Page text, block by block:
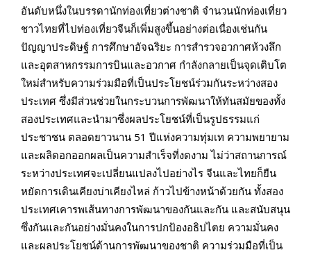
อันดับหนึ่งในบรรดานักท่องเที่ยวต่างชาติ จำนวนนักท่องเที่ยว
ชาวไทยที่ไปท่องเที่ยวจีนก็เพิ่มสูงขึ้นอย่างต่อเนื่องเช่นกัน
ปัญญาประดิษฐ์ การศึกษาอัจฉริยะ การสำรวจอวกาศห้วงลึก
และอุตสาหกรรมการบินและอวกาศ กำลังกลายเป็นจุดเติบโต
ใหม่สำหรับความร่วมมือที่เป็นประโยชน์ร่วมกันระหว่างสอง
ประเทศ ซึ่งมีส่วนช่วยในกระบวนการพัฒนาให้ทันสมัยของทั้ง
สองประเทศและนำมาซึ่งผลประโยชน์ที่เป็นรูปธรรมแก่
ประชาชน ตลอดยาวนาน 51 ปีแห่งความทุ่มเท ความพยายาม
และผลิดอกออกผลเป็นความสำเร็จที่งดงาม ไม่ว่าสถานการณ์
ระหว่างประเทศจะเปลี่ยนแปลงไปอย่างไร จีนและไทยก็ยืน
หยัดการเดินเคียงบ่าเคียงไหล่ ก้าวไปข้างหน้าด้วยกัน ทั้งสอง
ประเทศเคารพเส้นทางการพัฒนาของกันและกัน และสนับสนุน
ซึ่งกันและกันอย่างมั่นคงในการปกป้องอธิปไตย ความมั่นคง
และผลประโยชน์ด้านการพัฒนาของชาติ ความร่วมมือที่เป็น